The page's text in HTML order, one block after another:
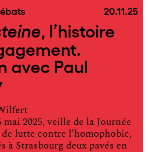
20.11.25
, l’histoire
avec Paul
mai 2025, veille de la Journée
lutte contre l’homophobie,
à Strasbourg deux pavés en